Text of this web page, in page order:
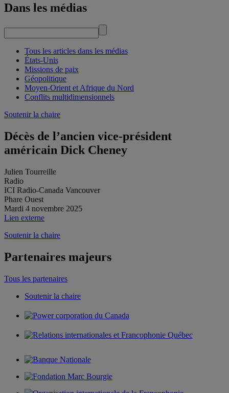
Dans les médias
Tous les articles dans les médias
États-Unis
Missions de paix
Géopolitique
Moyen-Orient et Afrique du Nord
Conflits multidimensionnels
Soutenir la chaire
Décès de l’ancien vice-président
américain Dick Cheney
Julien Tourreille
Radio
ICI Radio-Canada Vancouver
Phare Ouest
Mardi 4 novembre 2025
Lien externe
Soutenir la chaire
Partenaires majeurs
Tous les partenaires
Soutenir la chaire